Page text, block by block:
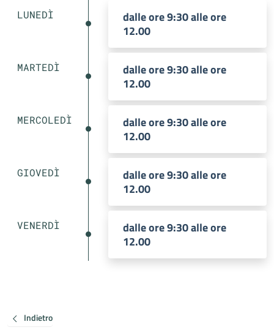
LUNEDÌ
dalle ore 9:30 alle ore
12.00
MARTEDÌ
dalle ore 9:30 alle ore
12.00
MERCOLEDÌ
dalle ore 9:30 alle ore
12.00
GIOVEDÌ
dalle ore 9:30 alle ore
12.00
VENERDÌ
dalle ore 9:30 alle ore
12.00
Indietro